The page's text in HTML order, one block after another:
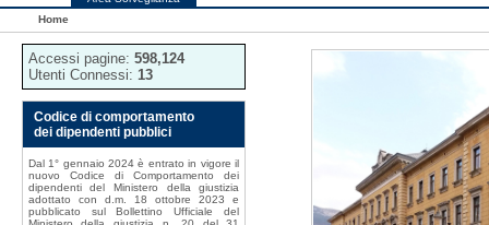
Home
Accessi pagine: 598,124
Utenti Connessi: 13
Codice di comportamento
dei dipendenti pubblici
Dal 1° gennaio 2024 è entrato in vigore il
nuovo Codice di Comportamento dei
dipendenti del Ministero della giustizia
adottato con d.m. 18 ottobre 2023 e
pubblicato sul Bollettino Ufficiale del